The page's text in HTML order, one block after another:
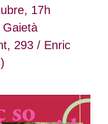
17h
Gaietà
293 / Enric